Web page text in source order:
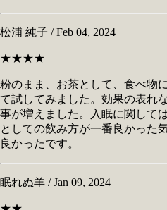
松浦 純子 / Feb 04, 2024
★★★★
粉のまま、お茶として、食べ物
て試してみました。効果の表れ
事が増えました。入眠に関して
としての飲み方が一番良かった
良かったです。
眠れぬ羊 / Jan 09, 2024